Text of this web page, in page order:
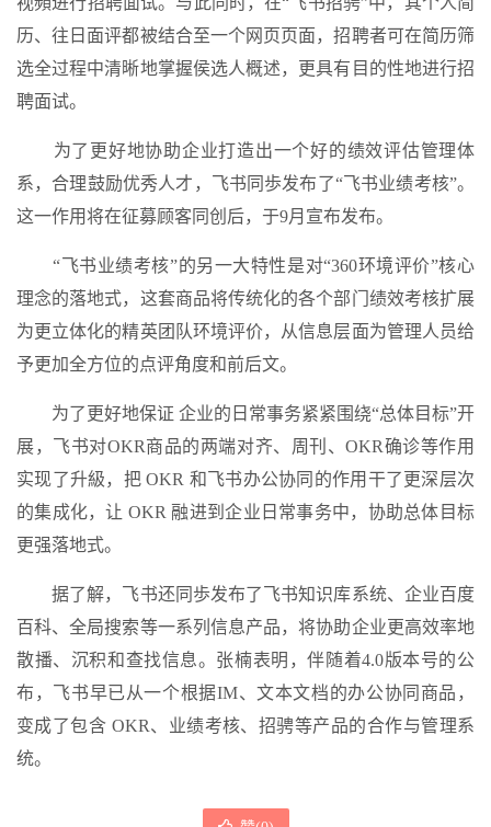
历、往日面评都被结合至一个网页页面，招聘者可在简历筛
选全过程中清晰地掌握侯选人概述，更具有目的性地进行招
聘面试。
为了更好地协助企业打造出一个好的绩效评估管理体
系，合理鼓励优秀人才，飞书同歩发布了“飞书业绩考核”。
这一作用将在征募顾客同创后，于9月宣布发布。
“飞书业绩考核”的另一大特性是对“360环境评价”核心
理念的落地式，这套商品将传统化的各个部门绩效考核扩展
为更立体化的精英团队环境评价，从信息层面为管理人员给
予更加全方位的点评角度和前后文。
为了更好地保证 企业的日常事务紧紧围绕“总体目标”开
展，飞书对OKR商品的两端对齐、周刊、OKR确诊等作用
实现了升級，把 OKR 和飞书办公协同的作用干了更深层次
的集成化，让 OKR 融进到企业日常事务中，协助总体目标
更强落地式。
据了解，飞书还同歩发布了飞书知识库系统、企业百度
百科、全局搜索等一系列信息产品，将协助企业更高效率地
散播、沉积和查找信息。张楠表明，伴随着4.0版本号的公
布，飞书早已从一个根据IM、文本文档的办公协同商品，
变成了包含 OKR、业绩考核、招骋等产品的合作与管理系
统。